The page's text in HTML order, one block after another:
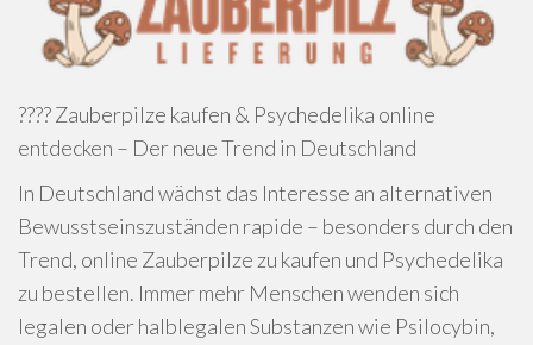
???? Zauberpilze kaufen & Psychedelika online
entdecken – Der neue Trend in Deutschland
In Deutschland wächst das Interesse an alternativen
Bewusstseinszuständen rapide – besonders durch den
Trend, online Zauberpilze zu kaufen und Psychedelika
zu bestellen. Immer mehr Menschen wenden sich
legalen oder halblegalen Substanzen wie Psilocybin,